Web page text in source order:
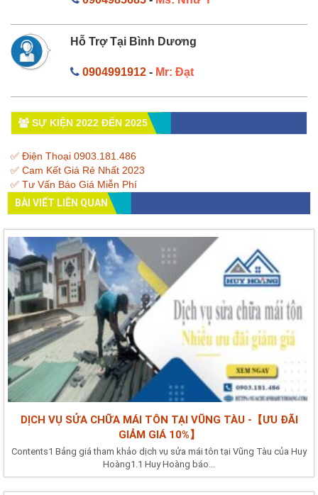
Hỗ Trợ Tại Bình Dương
0904991912- Mr: Đạt
SỰ KIỆN 2022 ĐẾN 2025
✅ Điện Thoại 0903.181.486
✅ Cam Kết Giá Rẻ Nhất 2023
✅ Tư Vấn Báo Giá Miễn Phí
BÀI VIẾT LIÊN QUAN
DỊCH VỤ SỬA CHỮA MÁI TÔN TẠI VŨNG TÀU -【ƯU ĐÃI
GIẢM GIÁ 10%】
Contents1 Bảng giá tham khảo dịch vụ sửa mái tôn tại Vũng Tàu của Huy
Hoàng1.1 Huy Hoàng báo...